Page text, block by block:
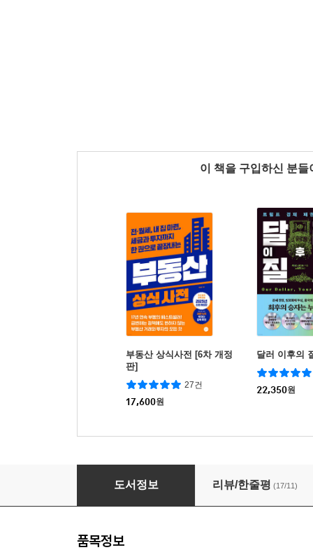
이 책을 구입하신 분
부동산 상식사전 [6차 개정
판]
27건
17,600원
달러 이후의
22,350원
부동산 트렌드 2026
도서정보 리뷰/한줄평 (17/11)
품목정보